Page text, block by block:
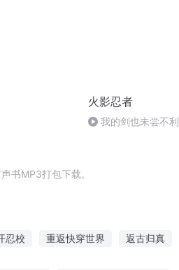
火影忍者
我的剑也未尝不利
书MP3打包下载。
忍校 重返快穿世界 返古归真